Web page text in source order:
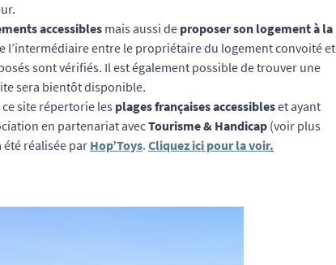
accessibles mais aussi de proposer son logement à la
l’intermédiaire entre le propriétaire du logement convoité et
sont vérifiés. Il est également possible de trouver une
sera bientôt disponible.
ce site répertorie les plages françaises accessibleset ayant
en partenariat avecTourisme & Handicap (voir plus
été réalisée par Hop’Toys. Cliquez ici pour la voir.